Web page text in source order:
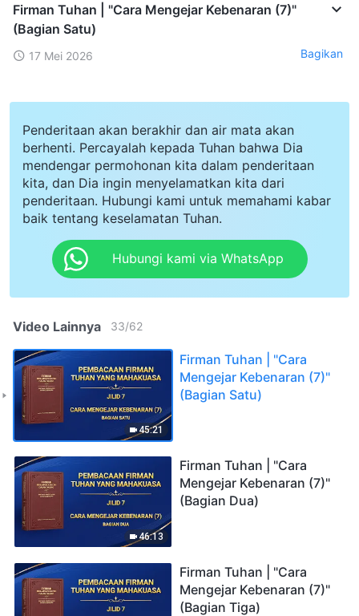
Firman Tuhan | "Cara Mengejar Kebenaran (7)"
(Bagian Satu)
17 Mei 2026 Bagikan
Penderitaan akan berakhir dan air mata akan
berhenti. Percayalah kepada Tuhan bahwa Dia
mendengar permohonan kita dalam penderitaan
kita, dan Dia ingin menyelamatkan kita dari
penderitaan. Hubungi kami untuk memahami kabar
baik tentang keselamatan Tuhan.
Hubungi kami via WhatsApp
Video Lainnya 33/62
45:21
Firman Tuhan | "Cara
Mengejar Kebenaran (7)"
(Bagian Satu)
46:13
Firman Tuhan | "Cara
Mengejar Kebenaran (7)"
(Bagian Dua)
Firman Tuhan | "Cara
Mengejar Kebenaran (7)"
(Bagian Tiga)